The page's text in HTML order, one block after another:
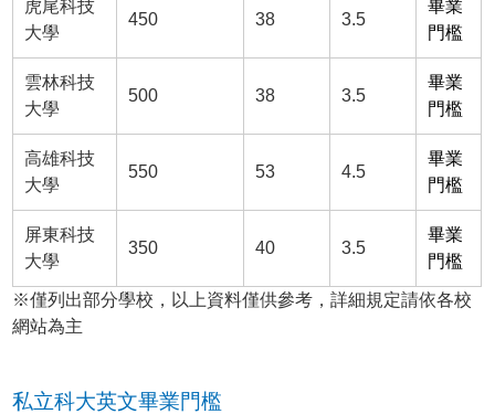
虎尾科技
大學
450 38 3.5
畢業
門檻
雲林科技
大學
500 38 3.5
畢業
門檻
高雄科技
大學
550 53 4.5
畢業
門檻
屏東科技
大學
350 40 3.5
畢業
門檻
※僅列出部分學校，以上資料僅供參考，詳細規定請依各校
網站為主
私立科大英文畢業門檻